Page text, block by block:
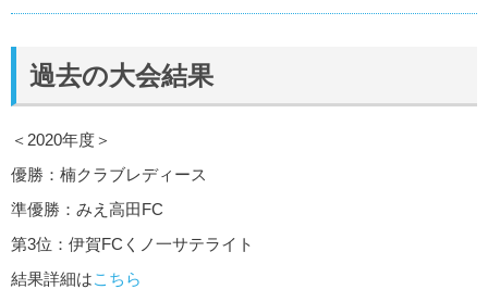
過去の大会結果
＜2020年度＞
優勝：楠クラブレディース
準優勝：みえ高田FC
第3位：伊賀FCくノ一サテライト
結果詳細はこちら